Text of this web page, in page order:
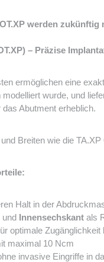
werden
– Präzise
ermöglichen eine
wurde, und
Abutment erheblich.
Breiten wie die
Halt in der
und Innensechskant als
optimale
maximal 10 Ncm
invasive Eingriffe in